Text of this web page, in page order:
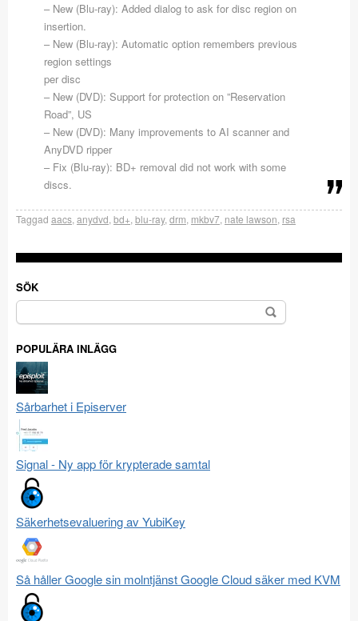
– New (Blu-ray): Added dialog to ask for disc region on
insertion.
– New (Blu-ray): Automatic option remembers previous
region settings
per disc
– New (DVD): Support for protection on ”Reservation
Road”, US
– New (DVD): Many improvements to AI scanner and
AnyDVD ripper
– Fix (Blu-ray): BD+ removal did not work with some
discs.
Taggad aacs anydvd bd+ blu-ray, drm mkbv7 nate lawson rsa
SÖK
Sök
efter:
POPULÄRA INLÄGG
Sårbarhet i Episerver
Signal - Ny app för krypterade samtal
Säkerhetsevaluering av YubiKey
Så håller Google sin molntjänst Google Cloud säker med KVM